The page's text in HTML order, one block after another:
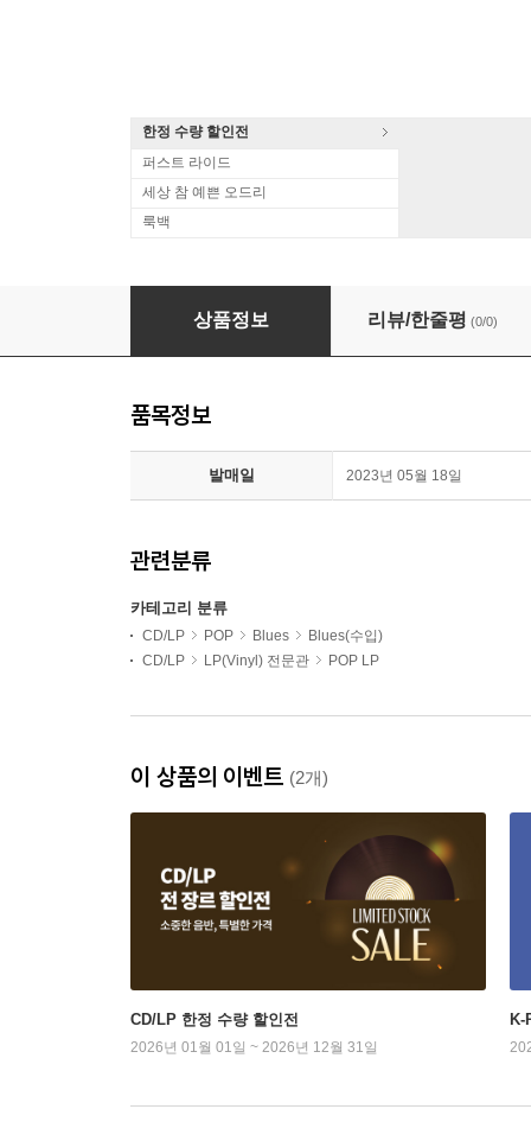
한정 수량 할인전
퍼스트 라이드
세상 참 예쁜 오드리
룩백
Albert King (알버트 킹) - Born Under A Bad
상품정보 리뷰/한줄평 (0/0)
품목정보
발매일 2023년 05월 18일
관련분류
카테고리 분류
CD/LP POP Blues
Blues(수입)
CD/LP
LP(Vinyl) 전문관 POP LP
이 상품의 이벤트 (2개)
CD/LP 한정 수량 할인전
2026년 01월 01일 ~ 2026년 12월 31일
K-